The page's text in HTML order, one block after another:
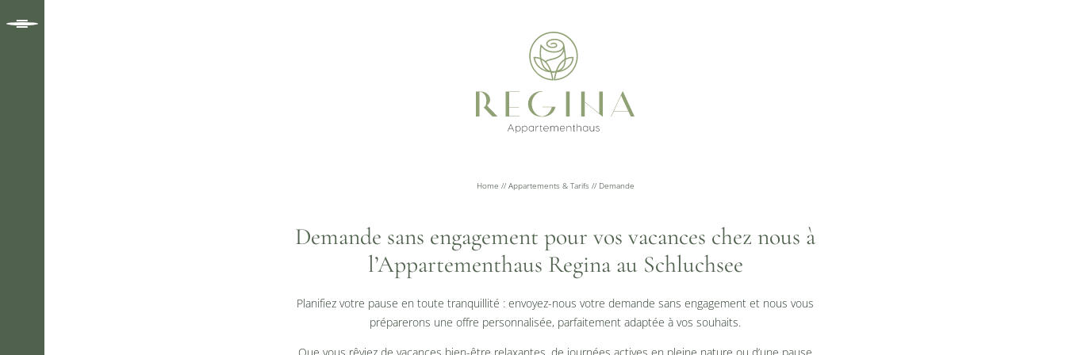
Home // Appartements & Tarifs // Demande
Demande sans engagement pour vos vacances chez nous à
l’Appartementhaus Regina au Schluchsee
Planifiez votre pause en toute tranquillité : envoyez-nous votre demande sans engagement et nous vous
préparerons une offre personnalisée, parfaitement adaptée à vos souhaits.